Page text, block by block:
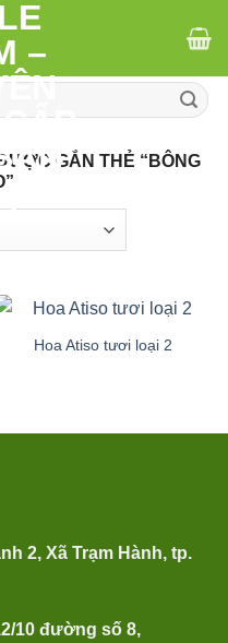
GẮN THẺ “BÔNG
Hoa Atiso tươi loại 2
2, Xã Trạm Hành, tp.
10 đường số 8,